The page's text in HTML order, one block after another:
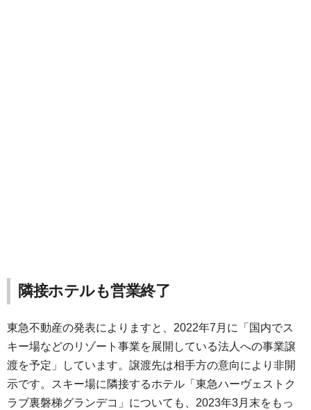
隣接ホテルも営業終了
東急不動産の発表によりますと、2022年7月に「国内でス
キー場などのリゾート事業を展開している法人への事業譲
渡を予定」しています。譲渡先は相手方の意向により非開
示です。スキー場に隣接するホテル「東急ハーヴェストク
ラブ裏磐梯グランデコ」についても、2023年3月末をもっ